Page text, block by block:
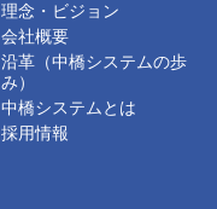
理念・ビジョン
会社概要
沿革（中橋システムの歩
み）
中橋システムとは
採用情報